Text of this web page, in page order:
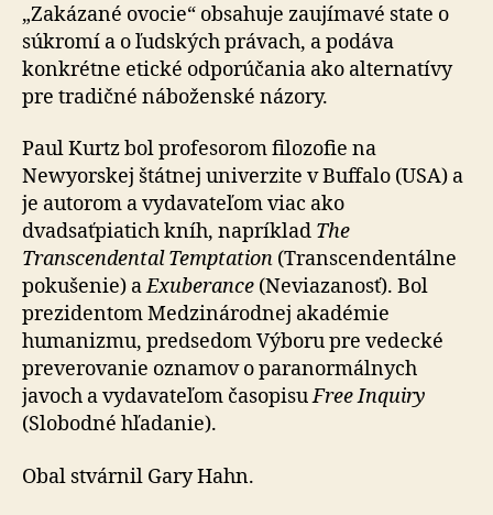
„Zakázané ovocie“ obsahuje zaujímavé state o
súkromí a o ľudských právach, a podáva
konkrétne etické odporúčania ako alternatívy
pre tradičné náboženské názory.
Paul Kurtz bol profesorom filozofie na
Newyorskej štátnej univerzite v Buffalo (USA) a
je autorom a vydavateľom viac ako
dvadsaťpiatich kníh, napríklad The
Transcendental Temptation (Transcendentálne
pokušenie) aExuberance (Neviazanosť). Bol
prezidentom Medzinárodnej akadémie
humanizmu, predsedom Výboru pre vedecké
preverovanie oznamov o paranormálnych
javoch a vydavateľom časopisuFree Inquiry
(Slobodné hľadanie).
Obal stvárnil Gary Hahn.